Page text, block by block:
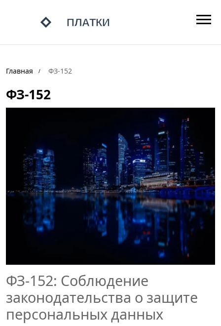
Главная ФЗ-152
ФЗ-152
ФЗ-152: Соблюдение
законодательства о защите
персональных данных